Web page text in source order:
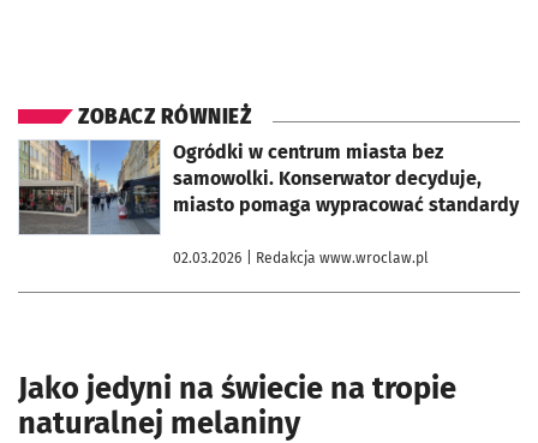
ZOBACZ RÓWNIEŻ
Ogródki w centrum miasta bez
samowolki. Konserwator decyduje,
miasto pomaga wypracować standardy
02.03.2026 | Redakcja www.wroclaw.pl
otworzy się w nowej karcie
Jako jedyni na świecie na tropie
naturalnej melaniny